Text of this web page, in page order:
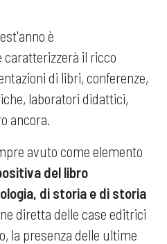
è
caratterizzerà il ricco
di libri, conferenze,
laboratori didattici,
ancora.
avuto come elemento
del libro
di storia e di storia
diretta delle case editrici
la presenza delle ultime